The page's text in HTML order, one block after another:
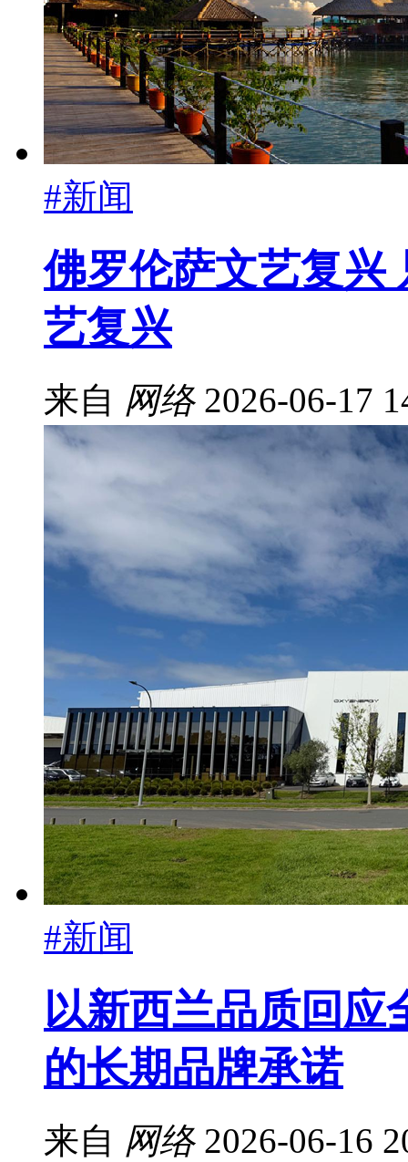
#新闻
佛罗伦萨文艺复兴
艺复兴
来自 网络 2026-06-17
#新闻
以新西兰品质回应
的长期品牌承诺
来自 网络 2026-06-16